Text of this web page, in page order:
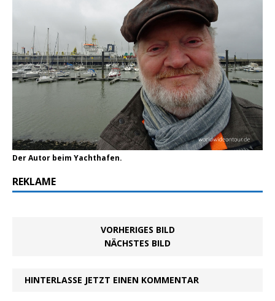
Der Autor beim Yachthafen.
REKLAME
VORHERIGES BILD
NÄCHSTES BILD
HINTERLASSE JETZT EINEN KOMMENTAR